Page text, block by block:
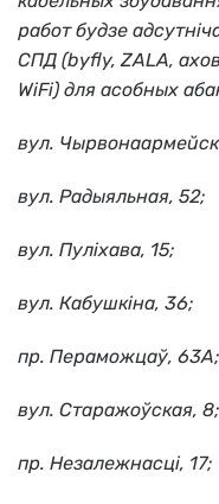
работ будзе
СПД (byfly, ZALA,
WiFi) для асобных
вул.
вул. Радыяльная, 52;
вул. Пуліхава, 15;
вул. Кабушкіна, 36;
пр. Пераможцаў, 63А;
вул. Старажоўская, 8;
пр. Незалежнасці, 17;